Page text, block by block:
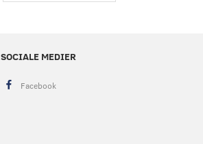
SOCIALE MEDIER